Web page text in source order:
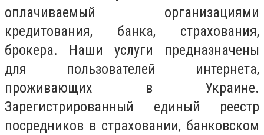
оплачиваемый организациями
кредитования, банка, страхования,
брокера. Наши услуги предназначены
для пользователей интернета,
проживающих в Украине.
Зарегистрированный единый реестр
посредников в страховании, банковском